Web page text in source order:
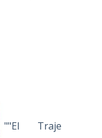
""El Traje